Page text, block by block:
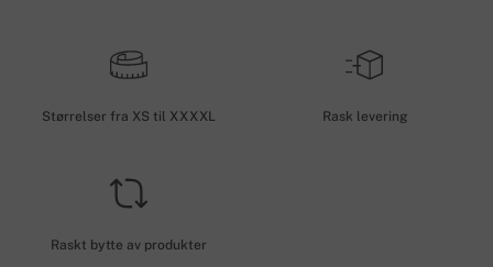
Størrelser fra XS til XXXXL Rask levering
Raskt bytte av produkter